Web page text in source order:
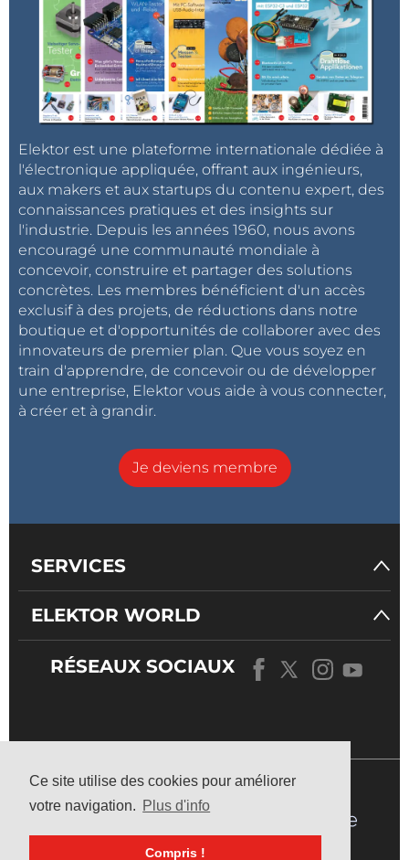
Ce site utilise des cookies pour améliorer
votre navigation. Plus d'info
Compris !
Elektor est une plateforme internationale dédiée à
l'électronique appliquée, offrant aux ingénieurs,
aux makers et aux startups du contenu expert, des
connaissances pratiques et des insights sur
l'industrie. Depuis les années 1960, nous avons
encouragé une communauté mondiale à
concevoir, construire et partager des solutions
concrètes. Les membres bénéficient d'un accès
exclusif à des projets, de réductions dans notre
boutique et d'opportunités de collaborer avec des
innovateurs de premier plan. Que vous soyez en
train d'apprendre, de concevoir ou de développer
une entreprise, Elektor vous aide à vous connecter,
à créer et à grandir.
Je deviens membre
SERVICES
ELEKTOR WORLD
RÉSEAUX SOCIAUX